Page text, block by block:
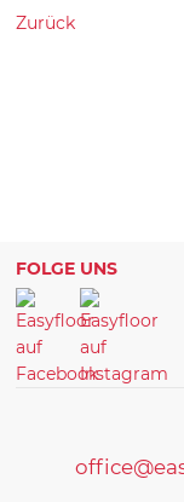
Zurück
FOLGE UNS